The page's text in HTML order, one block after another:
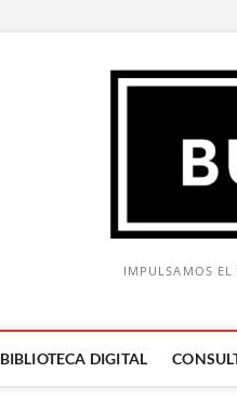
IMPULSAMOS
BIBLIOTECA DIGITAL